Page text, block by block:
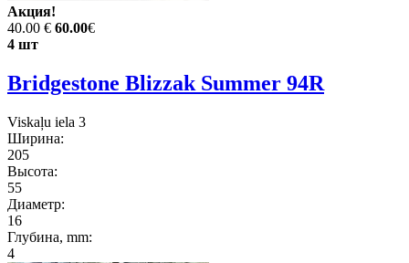
Акция!
40.00 € 60.00€
4 шт
Bridgestone Blizzak Summer 94R
Viskaļu iela 3
Ширина:
205
Высота:
55
Диаметр:
16
Глубина, mm:
4